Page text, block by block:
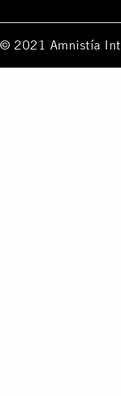
© 2021 Amnistía